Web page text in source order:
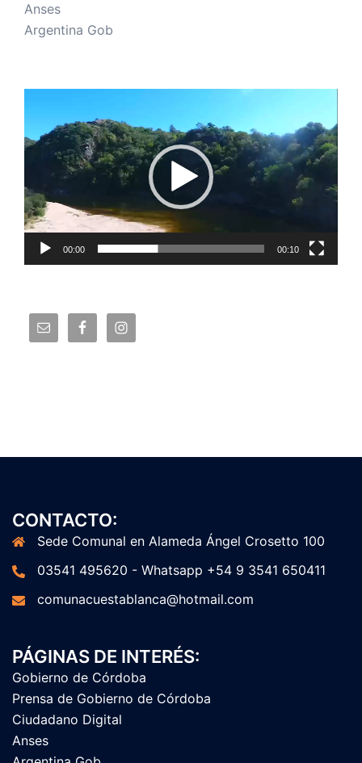
Anses
Argentina Gob
vídeo
00:00 00:10
CONTACTO:
Sede Comunal en Alameda Ángel Crosetto 100
03541 495620 - Whatsapp +54 9 3541 650411
comunacuestablanca@hotmail.com
PÁGINAS DE INTERÉS:
Gobierno de Córdoba
Prensa de Gobierno de Córdoba
Ciudadano Digital
Anses